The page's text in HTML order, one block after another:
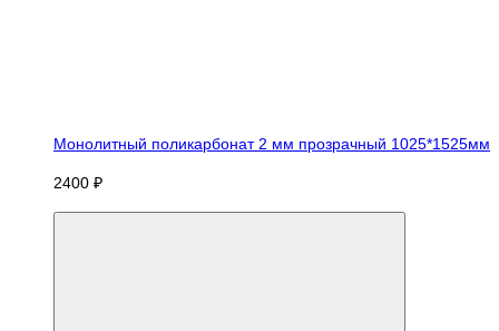
Монолитный поликарбонат 2 мм прозрачный 1025*1525мм
2400 ₽